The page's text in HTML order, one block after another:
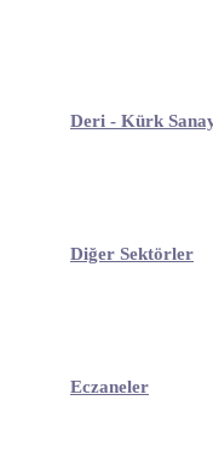
Deri - Kürk
Diğer Sektörler
Eczaneler